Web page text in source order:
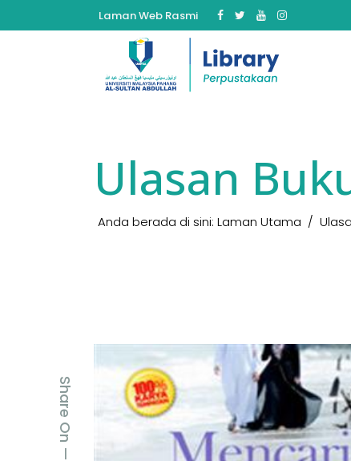
Laman Web Rasmi
Ulasan
Anda berada di sini: Laman Utama
Share On —